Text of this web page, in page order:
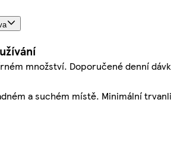
množství. Doporučené denní
a suchém místě. Minimální